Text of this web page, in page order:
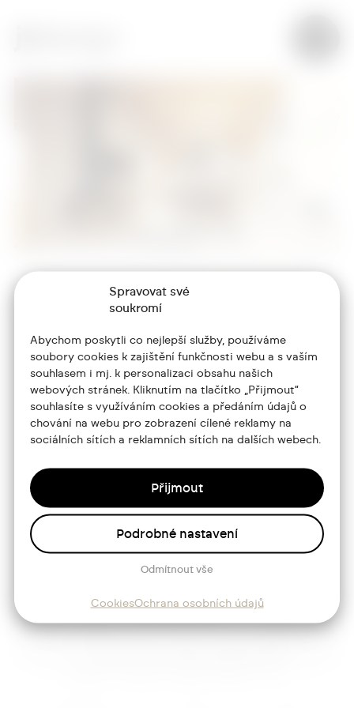
Spravovat své
soukromí
Abychom poskytli co nejlepší služby, používáme
soubory cookies k zajištění funkčnosti webu a s vaším
souhlasem i mj. k personalizaci obsahu našich
webových stránek. Kliknutím na tlačítko „Přijmout“
souhlasíte s využíváním cookies a předáním údajů o
chování na webu pro zobrazení cílené reklamy na
sociálních sítích a reklamních sítích na dalších webech.
Přijmout
Odmítnout vše
Podrobné nastavení
CookiesOchrana osobních údajů
Portfolio
O mně
Služby
Blog
Kontakt
+420 773 986 416
jtdesign@joseftrakal.cz
Sledujte mě
Josef